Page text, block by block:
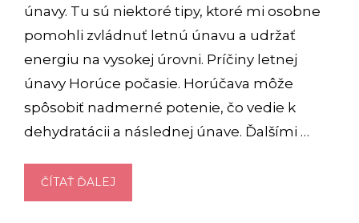
únavy. Tu sú niektoré tipy, ktoré mi osobne
pomohli zvládnuť letnú únavu a udržať
energiu na vysokej úrovni. Príčiny letnej
únavy Horúce počasie. Horúčava môže
spôsobiť nadmerné potenie, čo vedie k
dehydratácii a následnej únave. Ďalšími …
ČÍTAŤ ĎALEJ
ZVLÁDNUŤ